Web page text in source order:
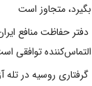
بگیرد، متجاوز است
دفتر حفاظت منافع
التماس‌کننده توافقی
گرفتاری روسیه در تله